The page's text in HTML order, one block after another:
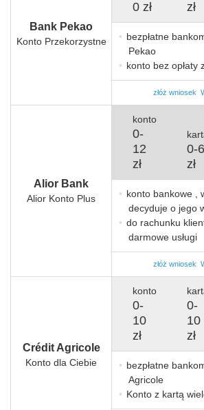
Bank Pekao
Konto Przekorzystne
0 zł zł
bezpłatne
Pekao
konto bez opłaty
złóż wniosek
Alior Bank
Alior Konto Plus
konto
0-
12
zł
0-6
zł
konto bankowe ,
decyduje o jego
do rachunku
darmowe usługi
złóż wniosek
Crédit Agricole
Konto dla Ciebie
konto
0-
10
zł
0-
10
zł
bezpłatne
Agricole
Konto z kartą